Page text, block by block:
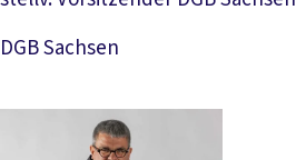
DGB Sachsen